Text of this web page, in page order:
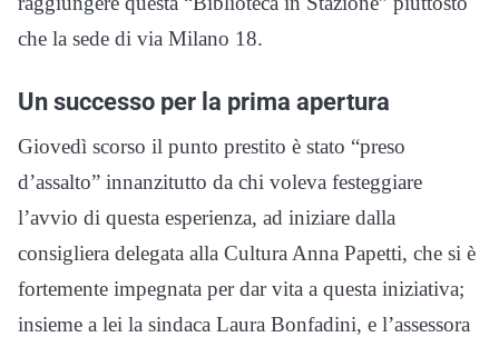
che la sede di via Milano 18.
Un successo per la prima apertura
Giovedì scorso il punto prestito è stato “preso
d’assalto” innanzitutto da chi voleva festeggiare
l’avvio di questa esperienza, ad iniziare dalla
consigliera delegata alla Cultura Anna Papetti, che si è
fortemente impegnata per dar vita a questa iniziativa;
insieme a lei la sindaca Laura Bonfadini, e l’assessora